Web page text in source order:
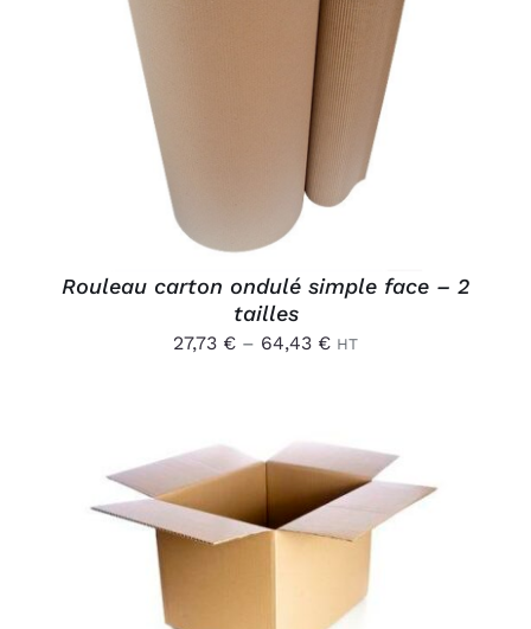
CHOIX DES OPTIONS CE
PRODUIT
PLUSIEURS
VARIATIONS.
LES
CHOISIES
SUR
PAGE
Rouleau carton ondulé simple face – 2
tailles
27,73 € – 64,43 € HT
AJOUTER AU PANIER
/